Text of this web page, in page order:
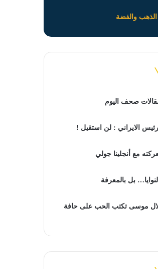
الذهب والفضة
صحف اليوم
الايراني : لن استقيل !
مع أنجلينا جولي
بل بالمعرفة
موسى تكتب الحب على حافة